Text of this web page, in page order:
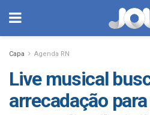
Capa Agenda RN
Live musical
arrecadação